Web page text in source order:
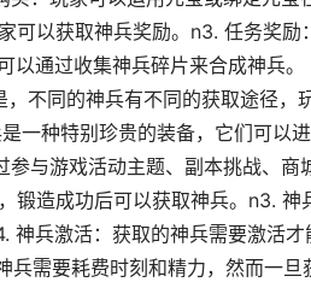
以获取神兵奖励。n3. 任务奖励：
通过收集神兵碎片来合成神兵。
不同的神兵有不同的获取途径，
一种特别珍贵的装备，它们可以
参与游戏活动主题、副本挑战、商
锻造成功后可以获取神兵。n3. 神
神兵激活：获取的神兵需要激活才
兵需要耗费时刻和精力，然而一旦